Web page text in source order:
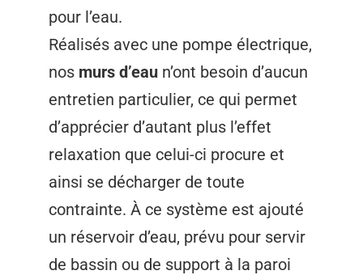
pour l’eau.
Réalisés avec une pompe électrique,
nos murs d’eau n’ont besoin d’aucun
entretien particulier, ce qui permet
d’apprécier d’autant plus l’effet
relaxation que celui-ci procure et
ainsi se décharger de toute
contrainte. À ce système est ajouté
un réservoir d’eau, prévu pour servir
de bassin ou de support à la paroi